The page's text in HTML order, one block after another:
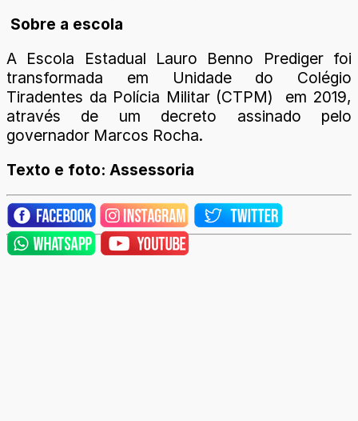
Sobre a escola
A Escola Estadual Lauro Benno Prediger foi
transformada em Unidade do Colégio
Tiradentes da Polícia Militar (CTPM) em 2019,
através de um decreto assinado pelo
governador Marcos Rocha.
Texto e foto: Assessoria